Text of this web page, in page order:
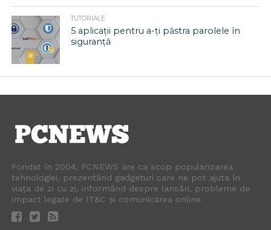
TUTORIALE
5 aplicații pentru a-ți păstra parolele în
siguranță
Fondat în 2004, PCNEWS are ca scop popularizarea
tehnologiei, prezentând gadgeturi care ne pot ajuta în
viața de zi cu zi, informând despre lansări, probleme de
impact legate de IT&C și comunicarea online.